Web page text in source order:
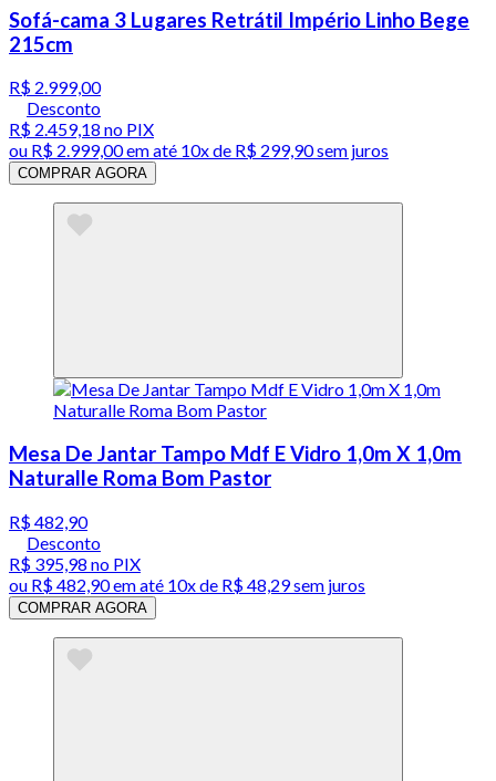
Sofá-cama 3 Lugares Retrátil Império Linho Bege
215cm
R$ 2.999,00
Desconto
R$ 2.459,18 no PIX
ou R$ 2.999,00em até 10x de R$ 299,90 sem juros
COMPRAR AGORA
Mesa De Jantar Tampo Mdf E Vidro 1,0m X 1,0m
Naturalle Roma Bom Pastor
R$ 482,90
Desconto
R$ 395,98 no PIX
ou R$ 482,90em até 10x de R$ 48,29 sem juros
COMPRAR AGORA